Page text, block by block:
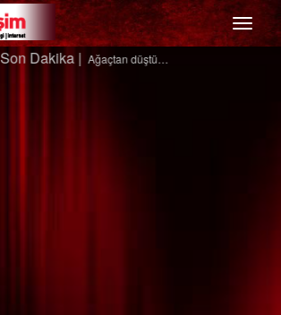
Menü
Ağaçtan düştü…